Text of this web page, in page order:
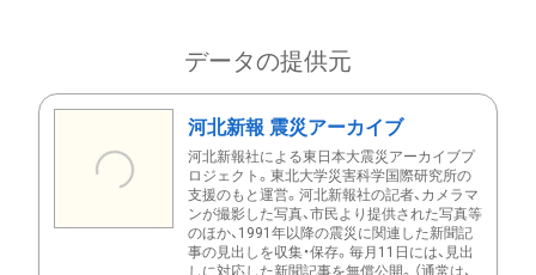
データの提供元
河北新報 震災アーカイブ
河北新報社による東日本大震災アーカイブプ
ロジェクト。東北大学災害科学国際研究所の
支援のもと運営。河北新報社の記者、カメラマ
ンが撮影した写真、市民より提供された写真等
のほか、1991年以降の震災に関連した新聞記
事の見出しを収集・保存。毎月11日には、見出
しに対応した新聞記事を無償公開。（通常は、